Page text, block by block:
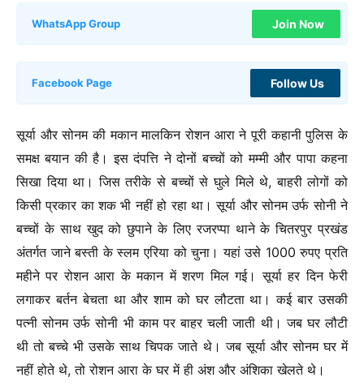
WhatsApp Group Join Now
Facebook Page Follow Us
सूर्या और सोनम की मकान मालकिन रोशन आरा ने पूरी कहानी पुलिस के
समक्ष बयान की है। इस दंपत्ति ने दोनों बच्चों को मम्मी और पापा कहना
सिखा दिया था। जिस तरीके से बच्चों से घुले मिले थे, बाहरी लोगों को
किसी प्रकार का शक भी नहीं हो रहा था। सूर्या और सोनम उर्फ सोनी ने
बच्चों के साथ खुद को छुपाने के लिए रजरप्पा थाने के चितरपुर प्रखंड
अंतर्गत जाने बस्ती के स्लम एरिया को चुना। यहां उसे 1000 रुपए प्रति
महीने पर रोशन आरा के मकान में शरण मिल गई। सूर्या हर दिन फेरी
लगाकर बर्तन बेचता था और शाम को घर लौटता था। कई बार उसकी
पत्नी सोनम उर्फ सोनी भी काम पर बाहर चली जाती थी। जब घर लौटी
थी तो बच्चे भी उसके साथ चिपक जाते थे। जब सूर्या और सोनम घर में
नहीं होते थे, तो रोशन आरा के घर में ही अंश और अंशिका खेलते थे।